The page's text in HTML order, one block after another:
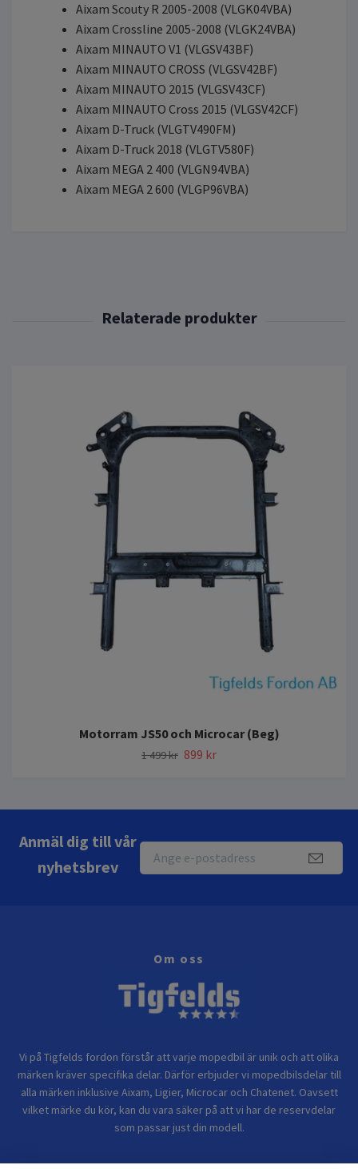
Aixam Scouty R 2005-2008 (VLGK04VBA)
Aixam Crossline 2005-2008 (VLGK24VBA)
Aixam MINAUTO V1 (VLGSV43BF)
Aixam MINAUTO CROSS (VLGSV42BF)
Aixam MINAUTO 2015 (VLGSV43CF)
Aixam MINAUTO Cross 2015 (VLGSV42CF)
Aixam D-Truck (VLGTV490FM)
Aixam D-Truck 2018 (VLGTV580F)
Aixam MEGA 2 400 (VLGN94VBA)
Aixam MEGA 2 600 (VLGP96VBA)
Motorram JS50 och Microcar (Beg)
1 499 kr 899 kr
Anmäl dig till vår
nyhetsbrev
Om oss
Vi på Tigfelds fordon förstår att varje mopedbil är unik och att olika
märken kräver specifika delar. Därför erbjuder vi mopedbilsdelar till
alla märken inklusive Aixam, Ligier, Microcar och Chatenet. Oavsett
vilket märke du kör, kan du vara säker på att vi har de reservdelar
som passar just din modell.